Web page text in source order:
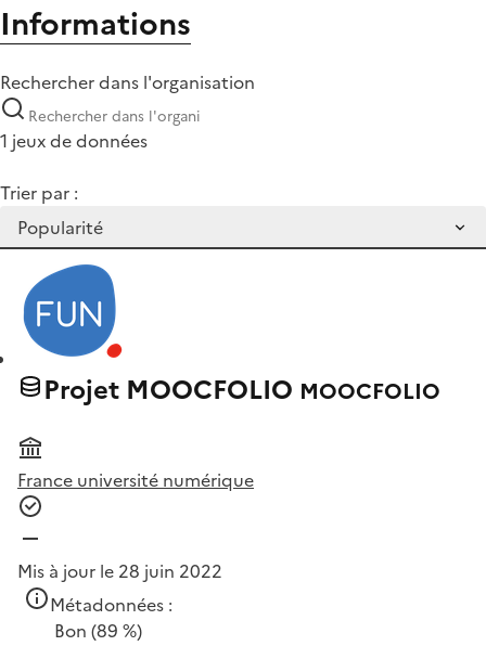
Informations
Rechercher dans l'organisation
1 jeux de données
Trier par :
Projet MOOCFOLIO MOOCFOLIO
France université numérique
Mis à jour le 28 juin 2022
Métadonnées :
Bon (89 %)